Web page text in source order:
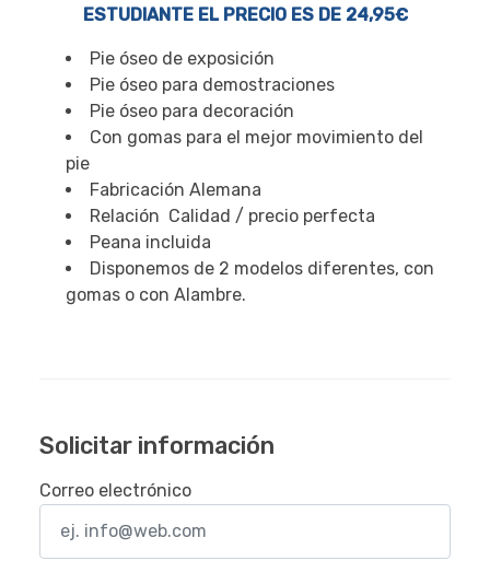
ESTUDIANTE EL PRECIO ES DE 24,95€
Pie óseo de exposición
Pie óseo para demostraciones
Pie óseo para decoración
Con gomas para el mejor movimiento del
pie
Fabricación Alemana
Relación Calidad / precio perfecta
Peana incluida
Disponemos de 2 modelos diferentes, con
gomas o con Alambre.
Solicitar información
Correo electrónico